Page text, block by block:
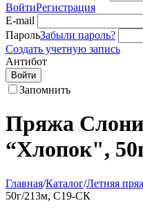
ВойтиРегистрация
E-mail
ПарольЗабыли пароль?
Создать учетную запись
Антибот
Войти
Запомнить
Пряжа
“Хлопок",
Главная/Каталог/Летняя
50г/213м, С19-СК